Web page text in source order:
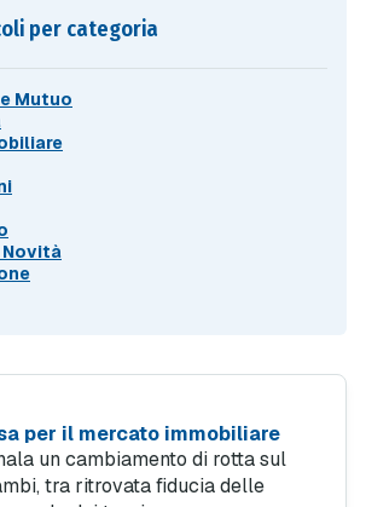
per categoria
Mutuo
Novità
per il mercato immobiliare
un cambiamento di rotta sul
tra ritrovata fiducia delle